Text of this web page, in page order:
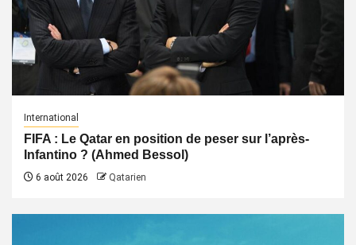
International
FIFA : Le Qatar en position de peser sur l’après-
Infantino ? (Ahmed Bessol)
6 août 2026 Qatarien